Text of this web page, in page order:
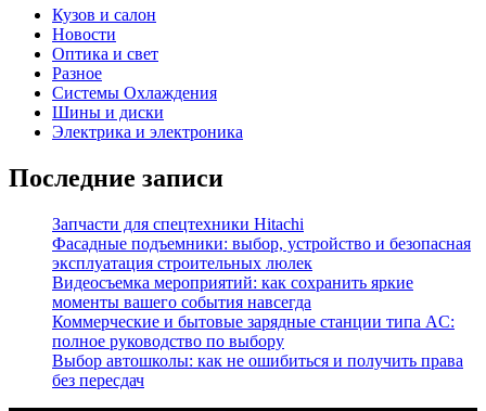
Кузов и салон
Новости
Оптика и свет
Разное
Системы Охлаждения
Шины и диски
Электрика и электроника
Последние записи
Запчасти для спецтехники Hitachi
Фасадные подъемники: выбор, устройство и безопасная
эксплуатация строительных люлек
Видеосъемка мероприятий: как сохранить яркие
моменты вашего события навсегда
Коммерческие и бытовые зарядные станции типа AC:
полное руководство по выбору
Выбор автошколы: как не ошибиться и получить права
без пересдач